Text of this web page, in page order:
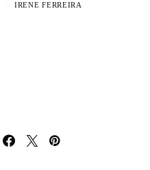
IRENE FERREIRA